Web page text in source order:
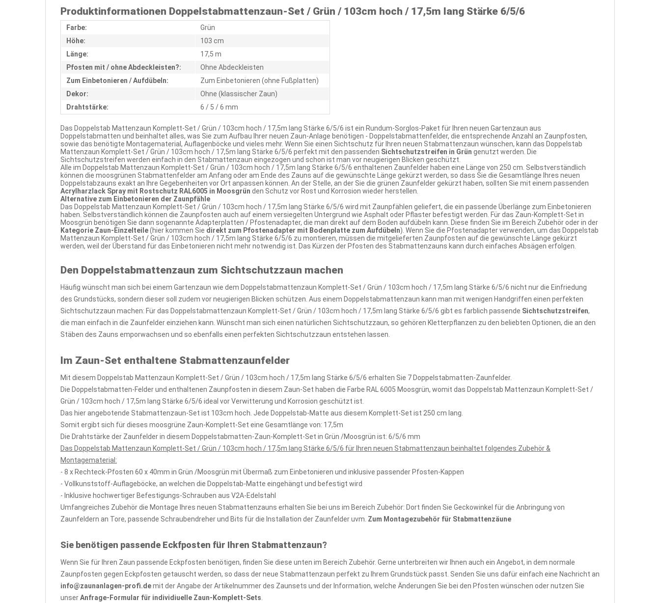
Produktinformationen Doppelstabmattenzaun-Set / Grün / 103cm hoch / 17,5m lang Stärke 6/5/6
Farbe:
Grün
Höhe:
103 cm
Länge:
17,5 m
Pfosten mit / ohne Abdeckleisten?:
Ohne Abdeckleisten
Zum Einbetonieren / Aufdübeln:
Zum Einbetonieren (ohne Fußplatten)
Dekor:
Ohne (klassischer Zaun)
Drahtstärke:
6 / 5 / 6 mm
Das Doppelstab Mattenzaun Komplett-Set / Grün / 103cm hoch / 17,5m lang Stärke 6/5/6 ist ein Rundum-Sorglos-Paket für Ihren neuen Gartenzaun aus
Doppelstabmatten und beinhaltet alles, was Sie zum Aufbau Ihrer neuen Zaun-Anlage benötigen - Doppelstabmattenfelder, die entsprechende Anzahl an Zaunpfosten,
sowie das benötigte Montagematerial, Auflagenböcke und vieles mehr. Wenn Sie einen Sichtschutz für Ihren neuen Stabmattenzaun wünschen, kann das Doppelstab
Mattenzaun Komplett-Set / Grün / 103cm hoch / 17,5m lang Stärke 6/5/6 perfekt mit den passenden Sichtschutzstreifen in Grün genutzt werden. Die
Sichtschutzstreifen werden einfach in den Stabmattenzaun eingezogen und schon ist man vor neugierigen Blicken geschützt.
Alle im Doppelstab Mattenzaun Komplett-Set / Grün / 103cm hoch / 17,5m lang Stärke 6/5/6 enthaltenen Zaunfelder haben eine Länge von 250 cm. Selbstverständlich
können die moosgrünen Stabmattenfelder am Anfang oder am Ende des Zauns auf die gewünschte Länge gekürzt werden, so dass Sie die Gesamtlänge Ihres neuen
Doppelstabzauns exakt an Ihre Gegebenheiten vor Ort anpassen können. An der Stelle, an der Sie die grünen Zaunfelder gekürzt haben, sollten Sie mit einem passenden
Acrylharzlack Spray mit Rostschutz RAL6005 in Moosgrün den Schutz vor Rost und Korrosion wieder herstellen.
Alternative zum Einbetonieren der Zaunpfähle
Das Doppelstab Mattenzaun Komplett-Set / Grün / 103cm hoch / 17,5m lang Stärke 6/5/6 wird mit Zaunpfählen geliefert, die ein passende Überlänge zum Einbetonieren
haben. Selbstverständlich können die Zaunpfosten auch auf einem versiegelten Untergrund wie Asphalt oder Pflaster befestigt werden. Für das Zaun-Komplett-Set in
Moosgrün benötigen Sie dann sogenannte Adapterplatten / Pfostenadapter, die man direkt auf dem Boden aufdübeln kann. Diese finden Sie im Bereich Zubehör oder in der
Kategorie Zaun-Einzelteile(hier kommen Sie direkt zum Pfostenadapter mit Bodenplatte zum Aufdübeln). Wenn Sie die Pfostenadapter verwenden, um das Doppelstab
Mattenzaun Komplett-Set / Grün / 103cm hoch / 17,5m lang Stärke 6/5/6 zu montieren, müssen die mitgelieferten Zaunpfosten auf die gewünschte Länge gekürzt
werden, weil der Überstand für das Einbetonieren nicht mehr notwendig ist. Das Kürzen der Pfosten des Stabmattenzauns kann durch einfaches Absägen erfolgen.
Den Doppelstabmattenzaun zum Sichtschutzzaun machen
Häufig wünscht man sich bei einem Gartenzaun wie dem Doppelstabmattenzaun Komplett-Set / Grün / 103cm hoch / 17,5m lang Stärke 6/5/6 nicht nur die Einfriedung
des Grundstücks, sondern dieser soll zudem vor neugierigen Blicken schützen. Aus einem Doppelstabmattenzaun kann man mit wenigen Handgriffen einen perfekten
Sichtschutzzaun machen: Für das Doppelstabmattenzaun Komplett-Set / Grün / 103cm hoch / 17,5m lang Stärke 6/5/6 gibt es farblich passende Sichtschutzstreifen,
die man einfach in die Zaunfelder einziehen kann. Wünscht man sich einen natürlichen Sichtschutzzaun, so gehören Kletterpflanzen zu den beliebten Optionen, die an den
Stäben des Zauns emporwachsen und so ebenfalls einen perfekten Sichtschutzzaun entstehen lassen.
Im Zaun-Set enthaltene Stabmattenzaunfelder
Mit diesem Doppelstab Mattenzaun Komplett-Set / Grün / 103cm hoch / 17,5m lang Stärke 6/5/6 erhalten Sie 7 Doppelstabmatten-Zaunfelder.
Die Doppelstabmatten-Felder und enthaltenen Zaunpfosten in diesem Zaun-Set haben die Farbe RAL 6005 Moosgrün, womit das Doppelstab Mattenzaun Komplett-Set /
Grün / 103cm hoch / 17,5m lang Stärke 6/5/6 ideal vor Verwitterung und Korrosion geschützt ist.
Das hier angebotende Stabmattenzaun-Set ist 103cm hoch. Jede Doppelstab-Matte aus diesem Komplett-Set ist 250 cm lang.
Somit ergibt sich für dieses moosgrüne Zaun-Komplett-Set eine Gesamtlänge von: 17,5m
Die Drahtstärke der Zaunfelder in diesem Doppelstabmatten-Zaun-Komplett-Set in Grün /Moosgrün ist: 6/5/6 mm
Das Doppelstab Mattenzaun Komplett-Set / Grün / 103cm hoch / 17,5m lang Stärke 6/5/6 für Ihren neuen Stabmattenzaun beinhaltet folgendes Zubehör &
Montagematerial:
- 8 x Rechteck-Pfosten 60 x 40mm in Grün /Moosgrün mit Übermaß zum Einbetonieren und inklusive passender Pfosten-Kappen
- Vollkunststoff-Auflageböcke, an welchen die Doppelstab-Matte eingehängt und befestigt wird
- Inklusive hochwertiger Befestigungs-Schrauben aus V2A-Edelstahl
Umfangreiches Zubehör die Montage Ihres neuen Stabmattenzauns erhalten Sie bei uns im Bereich Zubehör: Dort finden Sie Geckowinkel für die Anbringung von
Zaunfeldern an Tore, passende Schraubendreher und Bits für die Installation der Zaunfelder uvm. Zum Montagezubehör für Stabmattenzäune
Sie benötigen passende Eckfposten für Ihren Stabmattenzaun?
Wenn Sie für Ihren Zaun passende Eckpfosten benötigen, finden Sie diese unten im Bereich Zubehör. Gerne unterbreiten wir Ihnen auch ein Angebot, in dem normale
Zaunpfosten gegen Eckpfosten getauscht werden, so dass der neue Stabmattenzaun perfekt zu Ihrem Grundstück passt. Senden Sie uns dafür einfach eine Nachricht an
info@zaunanlagen-profi.demit der Angabe der Artikelnummer des Zaunsets und der Information, welche Änderungen Sie bei den Pfosten wünschen oder nutzen Sie
unserAnfrage-Formular für individiuelle Zaun-Komplett-Sets